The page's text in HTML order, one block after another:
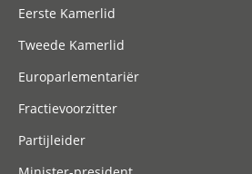
Eerste Kamerlid
Tweede Kamerlid
Europarlementariër
Fractievoorzitter
Partijleider